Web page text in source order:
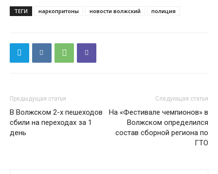
ТЕГИ наркопритоны новости волжский полиция
Предыдущая статья
В Волжском 2-х пешеходов
сбили на переходах за 1
день
Следующая статья
На «Фестивале чемпионов» в
Волжском определился
состав сборной региона по
ГТО